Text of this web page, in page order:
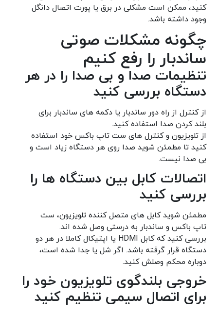
کنید، ممکن است مشکلی در برق یا پورت اتصال دانگل
وجود داشته باشد.
چگونه مشکلات صوتی
ساندبار را رفع کنیم
تنظیمات صدا و بی صدا را در هر
دستگاه بررسی کنید
از کنترل از راه دور ساندبار یا دکمه های ساندبار برای
بلند کردن صدا استفاده کنید.
از تلویزیون و کنترل های ست تاپ باکس خود استفاده
کنید تا مطمئن شوید صدا روی هر دستگاه زیاد است و
بی صدا نیست.
اتصالات کابل بین دستگاه ها را
بررسی کنید
مطمئن شوید کابل های متصل کننده تلویزیون، ست
تاپ باکس و ساندبار به درستی وصل شده اند.
بررسی کنید که کابل HDMI یا اپتیکال کاملا در هر دو
دستگاه قرار گرفته باشد. اگر شل یا جدا شده است،
دوباره محکم وصلش کنید.
خروجی بلندگوی تلویزیون خود را
برای اتصال سیمی تنظیم کنید